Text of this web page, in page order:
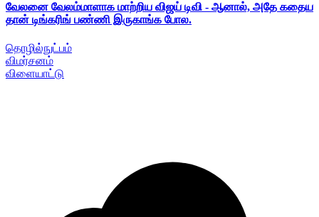
வேலனை வேலம்மாளாக மாற்றிய விஜய் டிவி - ஆனால், அதே கதைய
தான் டிங்கரிங் பண்ணி இருகாங்க போல.
தொழில்நுட்பம்
விமர்சனம்
விளையாட்டு